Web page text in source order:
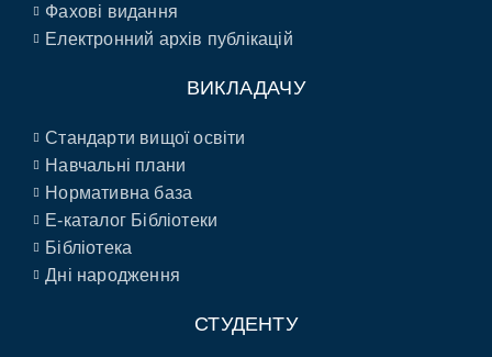
Фахові видання
Електронний архів публікацій
ВИКЛАДАЧУ
Стандарти вищої освіти
Навчальні плани
Нормативна база
E-каталог Бібліотеки
Бібліотека
Дні народження
СТУДЕНТУ